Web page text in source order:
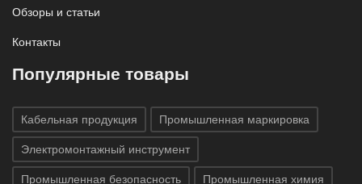
Обзоры и статьи
Контакты
Популярные товары
Кабельная продукция Промышленная маркировка
Электромонтажный инструмент
Промышленная безопасность Промышленная химия